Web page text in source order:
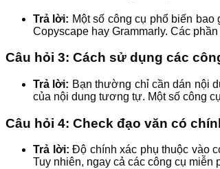
Trả lời: Một số công cụ phổ biến
Copyscape hay Grammarly. Các
Câu hỏi 3: Cách sử dụng các
Trả lời: Bạn thường chỉ cần dán nội
của nội dung tương tự. Một số công
Câu hỏi 4: Check đạo văn có
Trả lời:Độ chính xác phụ thuộc vào
Tuy nhiên, ngay cả các công cụ